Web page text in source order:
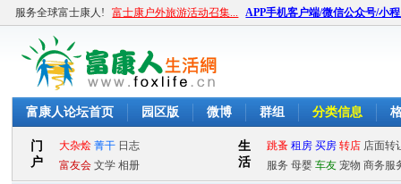
服务全球富士康人! 富士康户外旅游活动召集... APP手机客户端/微信公众号/小
富康人论坛首页 园区版 微博 群组 分类信息